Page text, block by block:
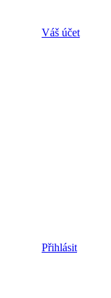
Váš účet
Přihlásit